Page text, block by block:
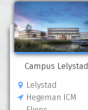
Campus Lelystad
Lelystad
Hegeman ICM